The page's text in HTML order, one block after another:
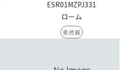
ESR01MZPJ331
ローム
抵抗器